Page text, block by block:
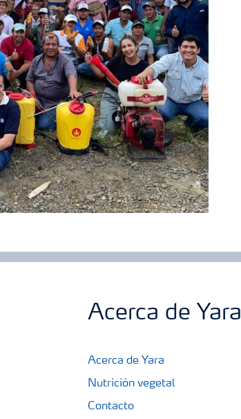
Acerca de Yara
Acerca de Yara
Nutrición vegetal
Contacto